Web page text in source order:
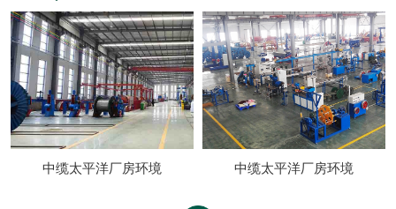
中缆太平洋厂房环境 中缆太平洋厂房环境